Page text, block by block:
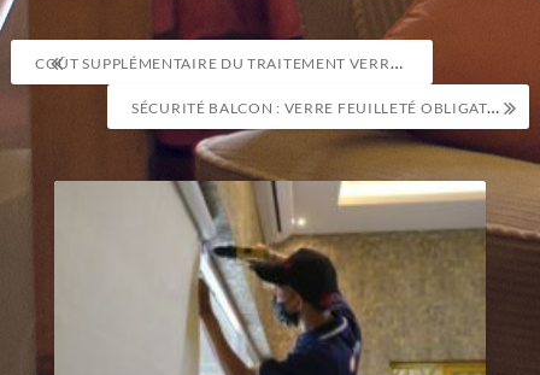
Navigation
de
l’article
COÛT SUPPLÉMENTAIRE DU TRAITEMENT VERRE TREMPÉ
SÉCURITÉ BALCON : VERRE FEUILLETÉ OBLIGATOIRE